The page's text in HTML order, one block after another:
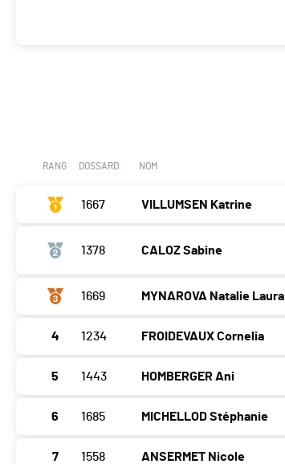
RANG DOSSARD NOM
1667 VILLUMSEN Katrine
1378 CALOZ Sabine
1669 MYNAROVA Natalie Laura
4 1234 FROIDEVAUX Cornelia
5 1443 HOMBERGER Ani
6 1685 MICHELLOD Stéphanie
7 1558 ANSERMET Nicole